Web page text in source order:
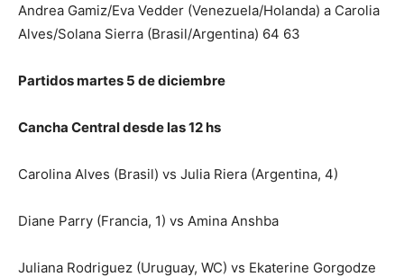
Andrea Gamiz/Eva Vedder (Venezuela/Holanda) a Carolia
Alves/Solana Sierra (Brasil/Argentina) 64 63
Partidos martes 5 de diciembre
Cancha Central desde las 12 hs
Carolina Alves (Brasil) vs Julia Riera (Argentina, 4)
Diane Parry (Francia, 1) vs Amina Anshba
Juliana Rodriguez (Uruguay, WC) vs Ekaterine Gorgodze